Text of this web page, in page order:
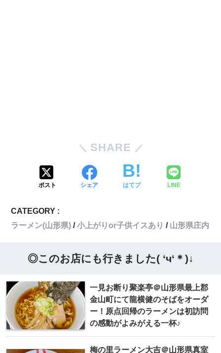
SHARE
ポスト シェア はてブ LINE
CATEGORY :
ラーメン(山形県)
小上がりor子供イスあり 山形県庄内
◎このお店にも行きました( ‘ч‘＊)↓
一見お断り聚楽亭＠山形県最上郡
金山町にて龍横健のそばをオーダ
ー！原点回帰のラーメンは初訪問
の感動がよみがえる一杯♪
梅の里ラーメン大吉＠山形県真室